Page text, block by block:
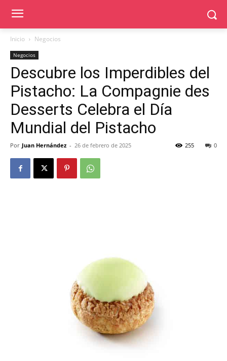
Inicio Negocios
Negocios
Descubre los Imperdibles del
Pistacho: La Compagnie des
Desserts Celebra el Día
Mundial del Pistacho
Por Juan Hernández - 26 de febrero de 2025 0
255